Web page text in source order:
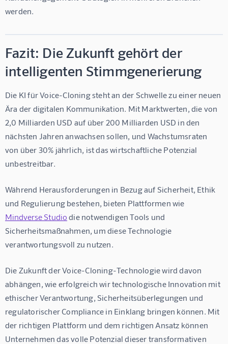
werden.
Fazit: Die Zukunft gehört der
intelligenten Stimmgenerierung
Die KI für Voice-Cloning steht an der Schwelle zu einer neuen
Ära der digitalen Kommunikation. Mit Marktwerten, die von
2,0 Milliarden USD auf über 200 Milliarden USD in den
nächsten Jahren anwachsen sollen, und Wachstumsraten
von über 30% jährlich, ist das wirtschaftliche Potenzial
unbestreitbar.
Während Herausforderungen in Bezug auf Sicherheit, Ethik
und Regulierung bestehen, bieten Plattformen wie
Mindverse Studio die notwendigen Tools und
Sicherheitsmaßnahmen, um diese Technologie
verantwortungsvoll zu nutzen.
Die Zukunft der Voice-Cloning-Technologie wird davon
abhängen, wie erfolgreich wir technologische Innovation mit
ethischer Verantwortung, Sicherheitsüberlegungen und
regulatorischer Compliance in Einklang bringen können. Mit
der richtigen Plattform und dem richtigen Ansatz können
Unternehmen das volle Potenzial dieser transformativen